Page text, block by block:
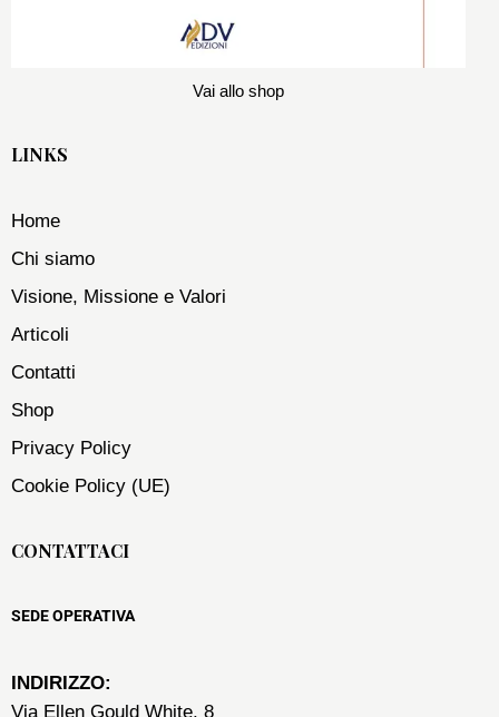
Vai allo shop
LINKS
Home
Chi siamo
Visione, Missione e Valori
Articoli
Contatti
Shop
Privacy Policy
Cookie Policy (UE)
CONTATTACI
SEDE OPERATIVA
INDIRIZZO:
Via Ellen Gould White, 8